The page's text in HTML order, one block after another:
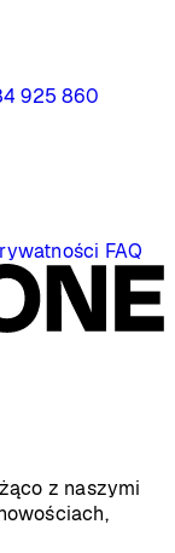
925 860
FAQ
z naszymi